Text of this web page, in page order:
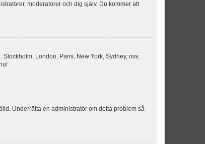
moderatorer och dig själv. Du kommer att
London, Paris, New York, Sydney, osv.
Underrätta en administratör om detta problem så